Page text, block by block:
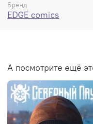
Бренд
EDGE comics
А посмотрите ещё